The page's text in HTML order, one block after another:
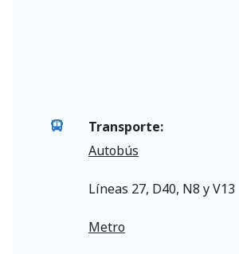
Transporte:
Autobús
Líneas 27, D40, N8 y V13
Metro